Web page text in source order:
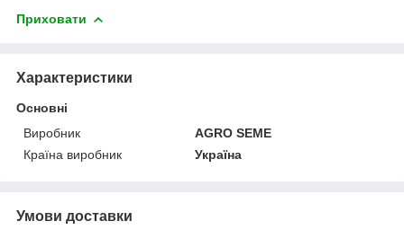
Приховати
Характеристики
Основні
Виробник
AGRO SEME
Країна виробник
Україна
Умови доставки